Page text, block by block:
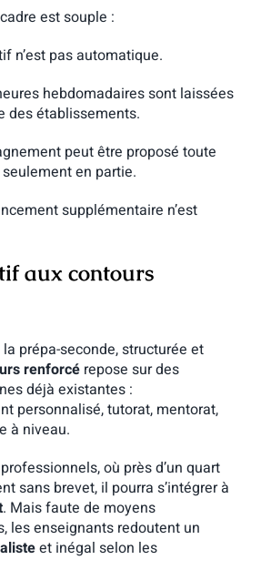
est souple :
n’est pas automatique.
hebdomadaires sont laissées
des établissements.
peut être proposé toute
seulement en partie.
supplémentaire n’est
aux contours
prépa-seconde, structurée et
renforcérepose sur des
déjà existantes :
personnalisé, tutorat, mentorat,
à niveau.
où près d’un quart
sans brevet, il pourra s’intégrer à
. Mais faute de moyens
les enseignants redoutent un
et inégal selon les